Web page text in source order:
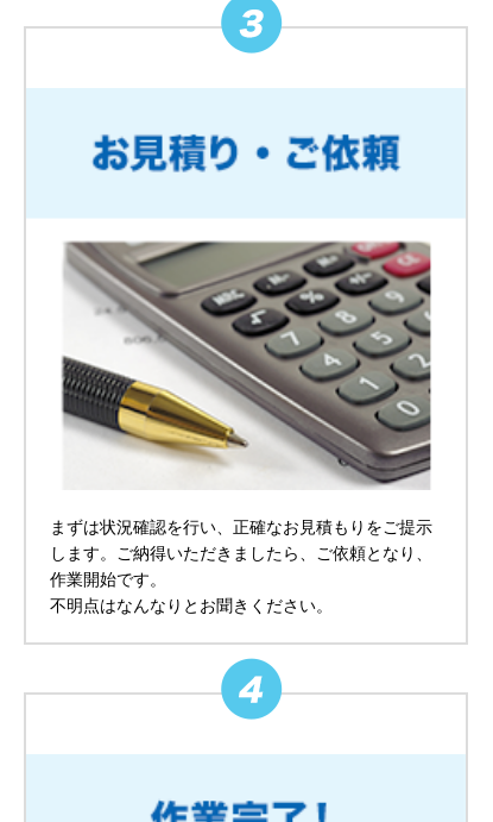
まずは状況確認を行い、正確なお見積もりをご提示
します。ご納得いただきましたら、ご依頼となり、
作業開始です。
不明点はなんなりとお聞きください。